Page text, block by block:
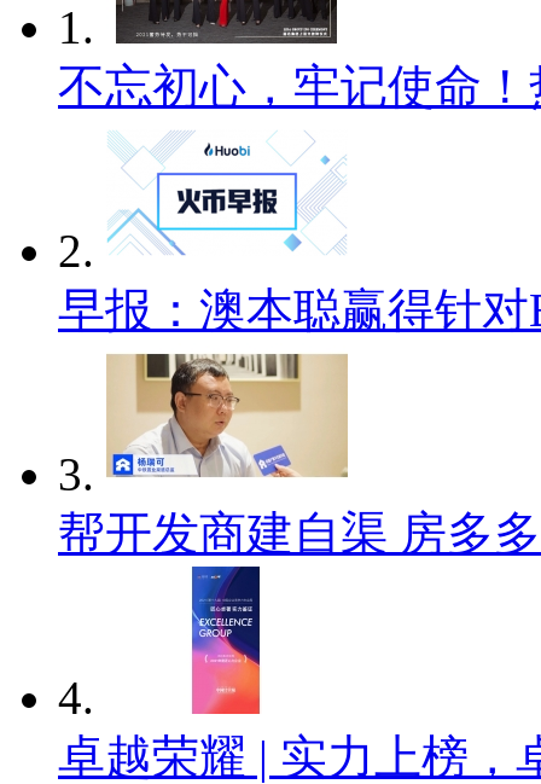
1.
不忘初心，牢记使命！
2.
早报：澳本聪赢得针对
3.
帮开发商建自渠 房多
4.
卓越荣耀 | 实力上榜，